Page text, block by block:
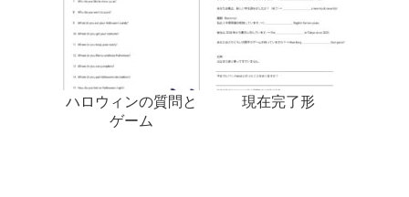
ハロウィンの質問と
ゲーム
現在完了形